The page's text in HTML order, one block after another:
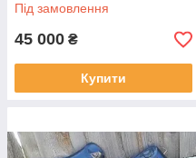
Під замовлення
45 000 ₴
Купити